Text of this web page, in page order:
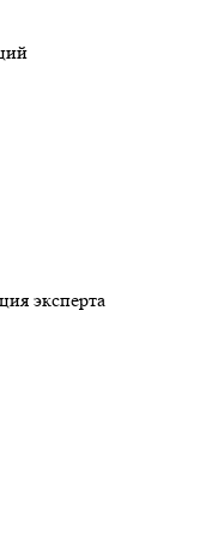
эксперта